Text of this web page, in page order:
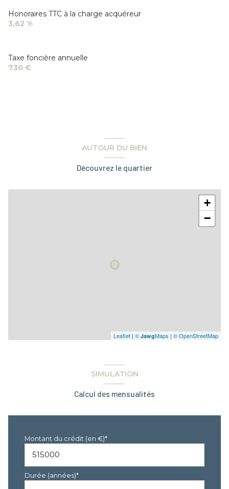
Honoraires TTC à la charge acquéreur
3,62 %
Taxe foncière annuelle
730 €
AUTOUR DU BIEN
Découvrez le quartier
+
−
Leaflet | © JawgMaps | © OpenStreetMap
SIMULATION
Calcul des mensualités
Montant du crédit (en €)*
Durée (années)*